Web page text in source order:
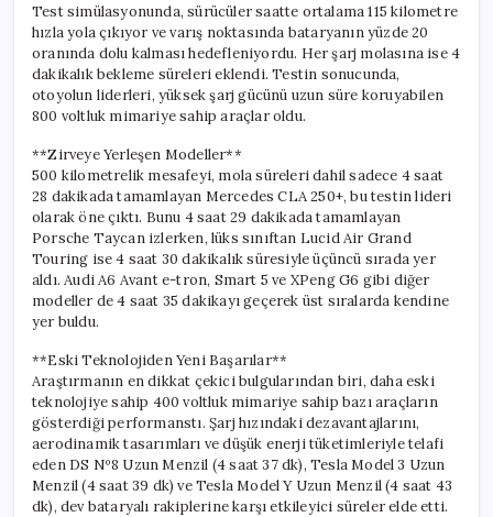
Test simülasyonunda, sürücüler saatte ortalama 115 kilometre
hızla yola çıkıyor ve varış noktasında bataryanın yüzde 20
oranında dolu kalması hedefleniyordu. Her şarj molasına ise 4
dakikalık bekleme süreleri eklendi. Testin sonucunda,
otoyolun liderleri, yüksek şarj gücünü uzun süre koruyabilen
800 voltluk mimariye sahip araçlar oldu.
**Zirveye Yerleşen Modeller**
500 kilometrelik mesafeyi, mola süreleri dahil sadece 4 saat
28 dakikada tamamlayan Mercedes CLA 250+, bu testin lideri
olarak öne çıktı. Bunu 4 saat 29 dakikada tamamlayan
Porsche Taycan izlerken, lüks sınıftan Lucid Air Grand
Touring ise 4 saat 30 dakikalık süresiyle üçüncü sırada yer
aldı. Audi A6 Avant e-tron, Smart 5 ve XPeng G6 gibi diğer
modeller de 4 saat 35 dakikayı geçerek üst sıralarda kendine
yer buldu.
**Eski Teknolojiden Yeni Başarılar**
Araştırmanın en dikkat çekici bulgularından biri, daha eski
teknolojiye sahip 400 voltluk mimariye sahip bazı araçların
gösterdiği performanstı. Şarj hızındaki dezavantajlarını,
aerodinamik tasarımları ve düşük enerji tüketimleriyle telafi
eden DS Nº8 Uzun Menzil (4 saat 37 dk), Tesla Model 3 Uzun
Menzil (4 saat 39 dk) ve Tesla Model Y Uzun Menzil (4 saat 43
dk), dev bataryalı rakiplerine karşı etkileyici süreler elde etti.